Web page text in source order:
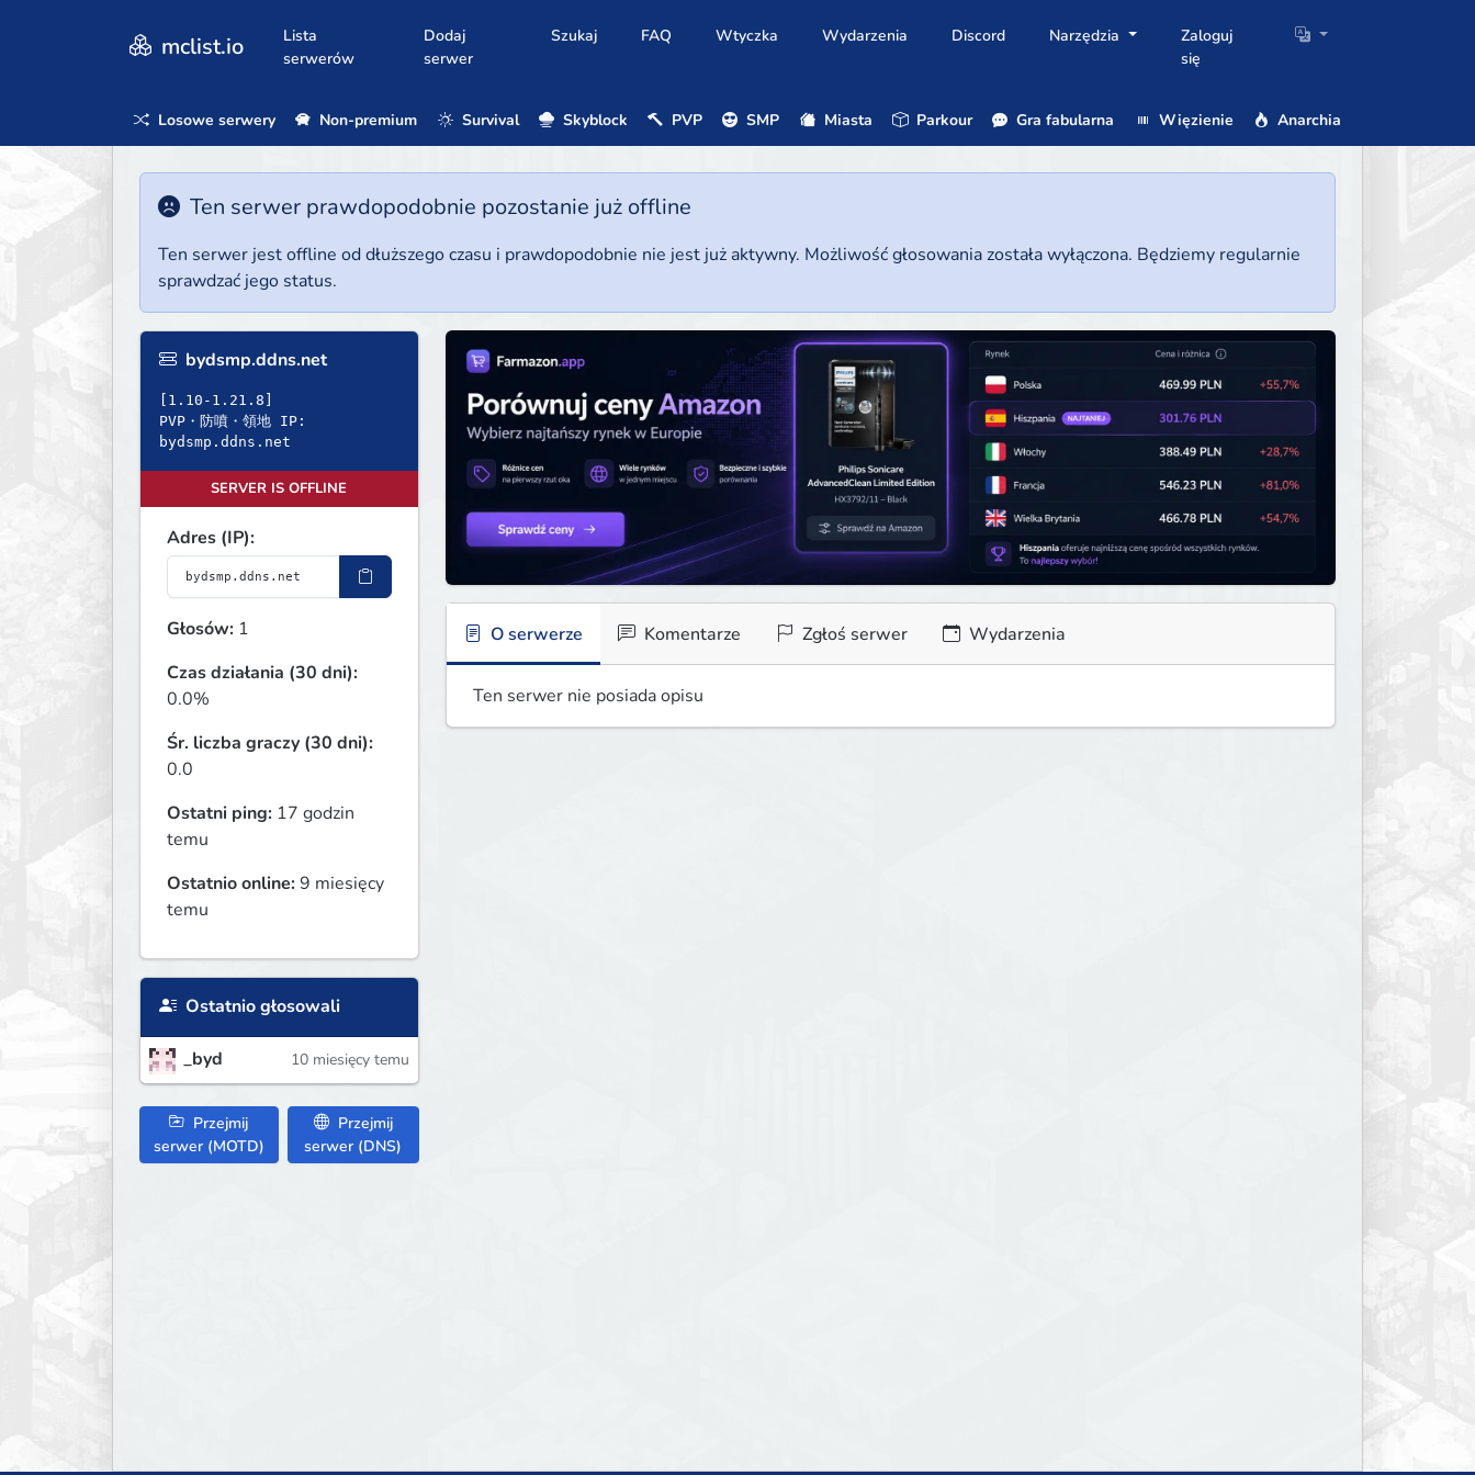
mclist.io
Lista
serwerów
Dodaj
serwer
Szukaj FAQ Wtyczka Wydarzenia Discord Narzędzia
Zaloguj
się
Losowe serwery Non-premium Survival Skyblock PVP SMP Miasta Parkour Gra fabularna Więzienie Anarchia
Ten serwer prawdopodobnie pozostanie już offline
Ten serwer jest offline od dłuższego czasu i prawdopodobnie nie jest już aktywny. Możliwość głosowania została wyłączona. Będziemy regularnie
sprawdzać jego status.
bydsmp.ddns.net
[1.10-1.21.8]
PVP・防噴・領地 IP:
bydsmp.ddns.net
SERVER IS OFFLINE
Adres (IP):
Głosów: 1
Czas działania (30 dni):
0.0%
Śr. liczba graczy (30 dni):
0.0
Ostatni ping: 17 godzin
temu
Ostatnio online:9 miesięcy
temu
Ostatnio głosowali
_byd 10 miesięcy temu
Przejmij
serwer (MOTD)
Przejmij
serwer (DNS)
O serwerze Komentarze Zgłoś serwer Wydarzenia
Ten serwer nie posiada opisu